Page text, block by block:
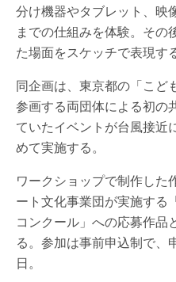
分け機器やタブレット、映
までの仕組みを体験。その
た場面をスケッチで表現す
同企画は、東京都の「こど
参画する両団体による初の
ていたイベントが台風接近
めて実施する。
ワークショップで制作した
ート文化事業団が実施する
コンクール」への応募作品
る。参加は事前申込制で、
日。